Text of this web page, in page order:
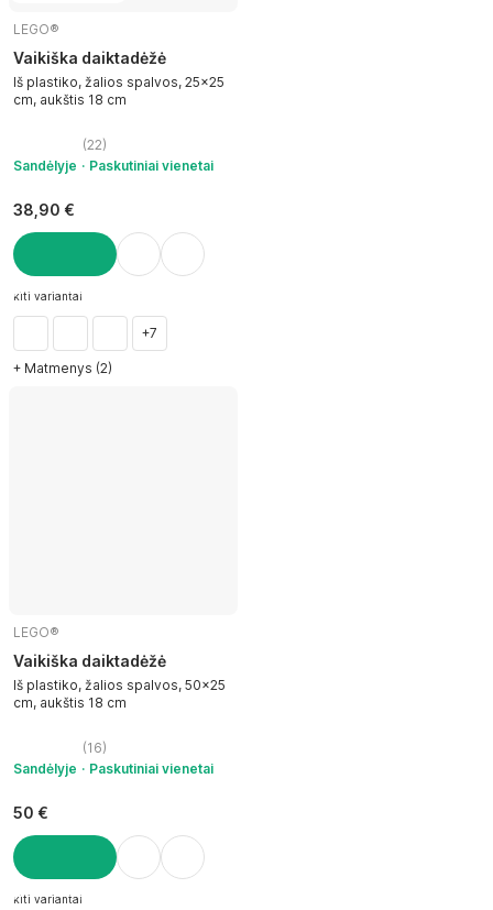
LEGO®
Vaikiška daiktadėžė
Iš plastiko, žalios spalvos, 25x25
cm, aukštis 18 cm
(22)
Sandėlyje
Paskutiniai vienetai
38,90 €
Į KREPŠELĮ
kiti variantai
+7
+ Matmenys (2)
LEGO®
Vaikiška daiktadėžė
Iš plastiko, žalios spalvos, 50x25
cm, aukštis 18 cm
(16)
Sandėlyje
Paskutiniai vienetai
50 €
Į KREPŠELĮ
kiti variantai